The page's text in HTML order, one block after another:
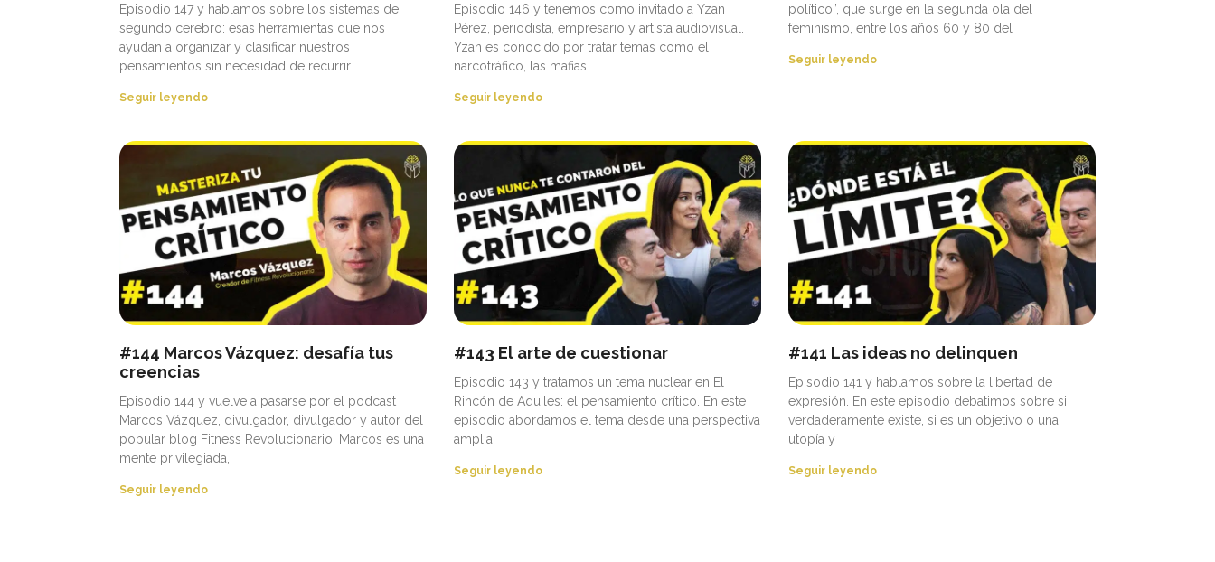
Episodio 147 y hablamos sobre los sistemas de
segundo cerebro: esas herramientas que nos
ayudan a organizar y clasificar nuestros
pensamientos sin necesidad de recurrir
Seguir leyendo
Episodio 146 y tenemos como invitado a Yzan
Pérez, periodista, empresario y artista audiovisual.
Yzan es conocido por tratar temas como el
narcotráfico, las mafias
Seguir leyendo
político”, que surge en la segunda ola del
feminismo, entre los años 60 y 80 del
Seguir leyendo
#144 Marcos Vázquez: desafía tus
creencias
Episodio 144 y vuelve a pasarse por el podcast
Marcos Vázquez, divulgador, divulgador y autor del
popular blog Fitness Revolucionario. Marcos es una
mente privilegiada,
Seguir leyendo
#143 El arte de cuestionar
Episodio 143 y tratamos un tema nuclear en El
Rincón de Aquiles: el pensamiento crítico. En este
episodio abordamos el tema desde una perspectiva
amplia,
Seguir leyendo
#141 Las ideas no delinquen
Episodio 141 y hablamos sobre la libertad de
expresión. En este episodio debatimos sobre si
verdaderamente existe, si es un objetivo o una
utopía y
Seguir leyendo